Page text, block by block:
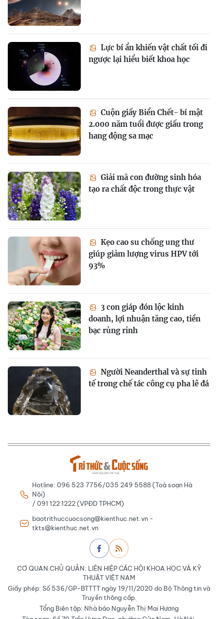
Lực bí ẩn khiến vật chất tối đi
ngược lại hiểu biết khoa học
Cuộn giấy Biển Chết- bí mật
2.000 năm tuổi được giấu trong
hang động sa mạc
Giải mã con đường sinh hóa
tạo ra chất độc trong thực vật
Kẹo cao su chống ung thư
giúp giảm lượng virus HPV tới
93%
3 con giáp đón lộc kinh
doanh, lợi nhuận tăng cao, tiền
bạc rủng rỉnh
Người Neanderthal và sự tinh
tế trong chế tác công cụ pha lê đá
Hotline: 096 523 7756/035 249 5588 (Toà soạn Hà
Nội)
/ 091 122 1222 (VPĐD TPHCM)
baotrithuccuocsong@kienthuc.net.vn -
tkts@kienthuc.net.vn
CƠ QUAN CHỦ QUẢN: LIÊN HIỆP CÁC HỘI KHOA HỌC VÀ KỸ
THUẬT VIỆT NAM
Giấy phép: Số 536/GP-BTTTT ngày 19/11/2020 do Bộ Thông tin và
Truyền thông cấp.
Tổng Biên tập: Nhà báo Nguyễn Thị Mai Hương